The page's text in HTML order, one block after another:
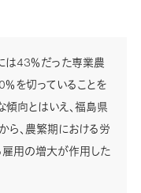
は43％だった専業農
％を切っていることを
向とはいえ、福島県
ら、農繁期における労
雇用の増大が作用した